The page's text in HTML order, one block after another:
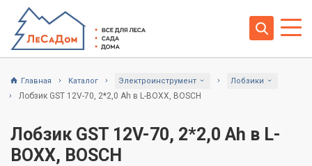
Главная Каталог Электроинструмент Лобзики
Лобзик GST 12V-70, 2*2,0 Ah в L-BOXX, BOSCH
Лобзик GST 12V-70, 2*2,0 Ah в L-
BOXX, BOSCH